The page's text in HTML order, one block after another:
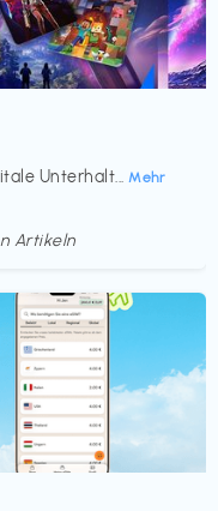
Unterhalt... Mehr
Artikeln